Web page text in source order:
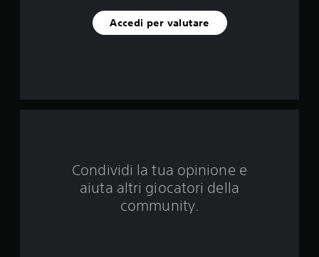
u
Accedi per valutare
Condividi la tua opinione e
aiuta altri giocatori della
community.